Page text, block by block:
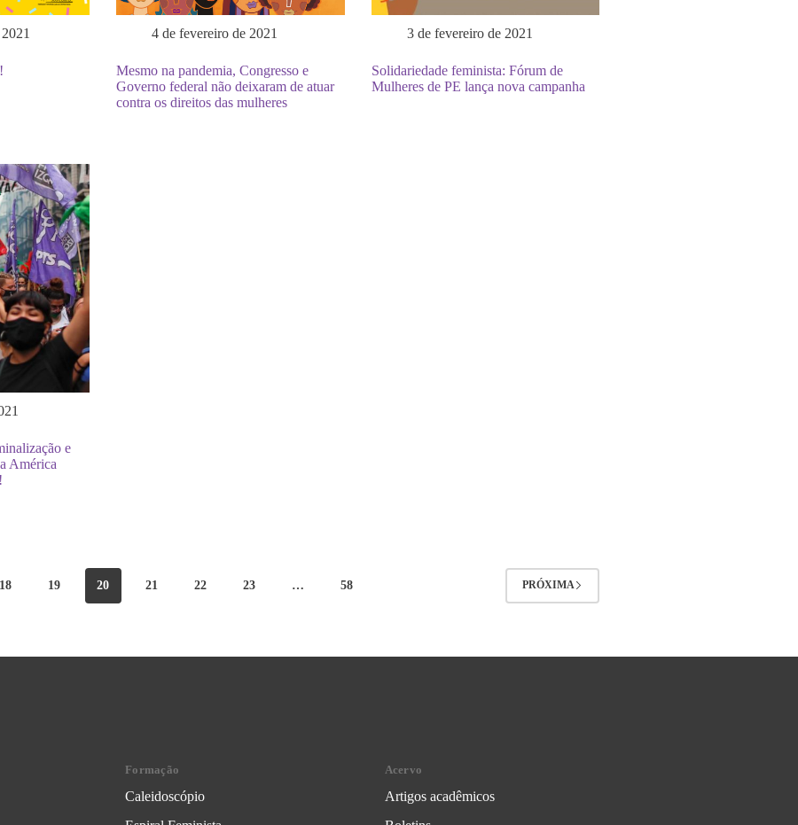
4 de fevereiro de 2021
Mesmo na pandemia, Congresso e
Governo federal não deixaram de atuar
contra os direitos das mulheres
3 de fevereiro de 2021
Solidariedade feminista: Fórum de
Mulheres de PE lança nova campanha
e
América
18 19 20 21 22 23 … 58 PRÓXIMA
Formação
Caleidoscópio
Acervo
Artigos acadêmicos